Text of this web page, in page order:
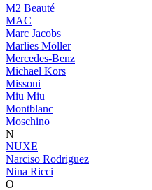
M2 Beauté
MAC
Marc Jacobs
Marlies Möller
Mercedes-Benz
Michael Kors
Missoni
Miu Miu
Montblanc
Moschino
N
NUXE
Narciso Rodriguez
Nina Ricci
O